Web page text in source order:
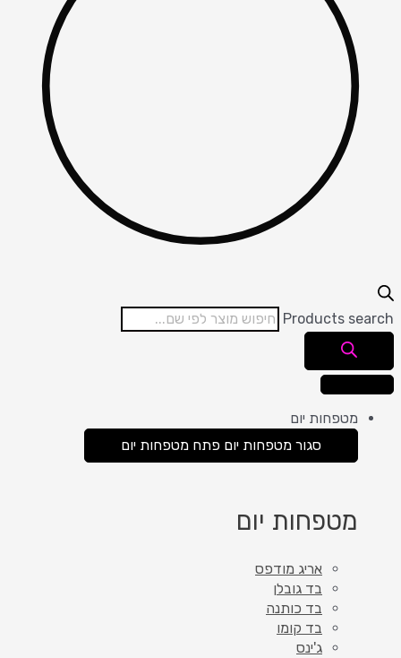
Products search
מטפחות יום
סגור מטפחות יום פתח מטפחות יום
מטפחות יום
אריג מודפס
בד גובלן
בד כותנה
בד קומו
ג'ינס